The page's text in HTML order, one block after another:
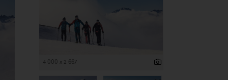
4 000 x 2 667